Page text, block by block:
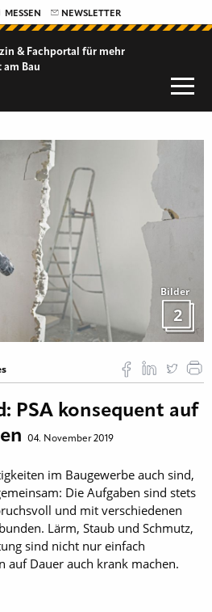
MESSEN NEWSLETTER
& Fachportal für mehr
am Bau
Bilder
2
PSA konsequent auf
04. November 2019
im Baugewerbe auch sind,
Die Aufgaben sind stets
und mit verschiedenen
Lärm, Staub und Schmutz,
sind nicht nur einfach
auf Dauer auch krank machen.